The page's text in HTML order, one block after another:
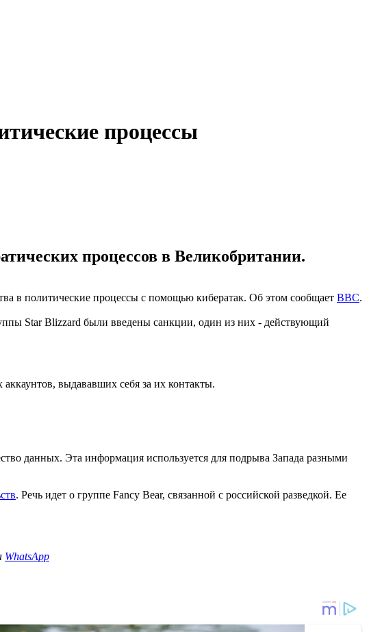
процессы
процессов в Великобритании.
в политические процессы с помощью кибератак. Об этом сообщает BBC.
Star Blizzard были введены санкции, один из них - действующий
выдававших себя за их контакты.
данных. Эта информация используется для подрыва Запада разными
. Речь идет о группе Fancy Bear, связанной с российской разведкой. Ее
WhatsApp